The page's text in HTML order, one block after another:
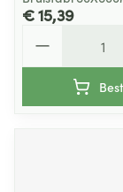
€ 15,39